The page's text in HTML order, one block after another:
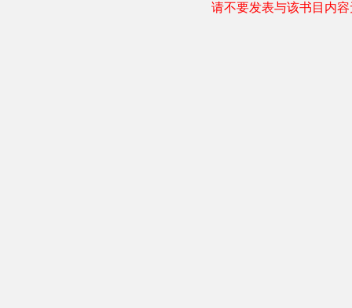
请不要发表与该书目内